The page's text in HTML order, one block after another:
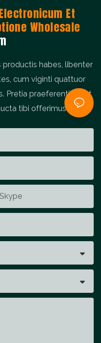
Et
Wholesale
productis habes, libenter
cum viginti quattuor
Pretia praeferentialia et
tibi offerimus.